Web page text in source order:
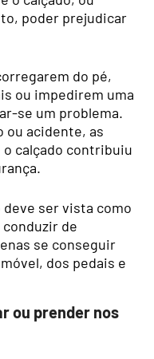
poder prejudicar
do pé,
ou impedirem uma
se um problema.
ou acidente, as
calçado contribuiu
ser vista como
conduzir de
se conseguir
dos pedais e
ou prender nos